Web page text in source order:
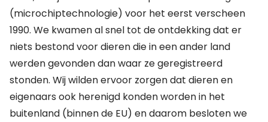
(microchiptechnologie) voor het eerst verscheen
1990. We kwamen al snel tot de ontdekking dat er
niets bestond voor dieren die in een ander land
werden gevonden dan waar ze geregistreerd
stonden. Wij wilden ervoor zorgen dat dieren en
eigenaars ook herenigd konden worden in het
buitenland (binnen de EU) en daarom besloten we